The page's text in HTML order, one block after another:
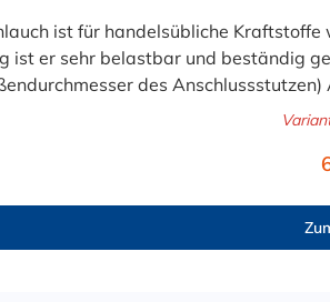
ist für handelsübliche
ist er sehr belastbar und beständig
des
9,0 x 15,0 mm: